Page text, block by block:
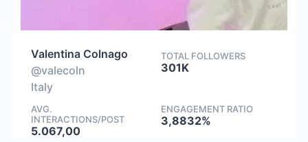
Valentina Colnago
@valecoln
Italy
TOTAL FOLLOWERS
301K
AVG.
INTERACTIONS/POST
5.067,00
ENGAGEMENT RATIO
3,8832%